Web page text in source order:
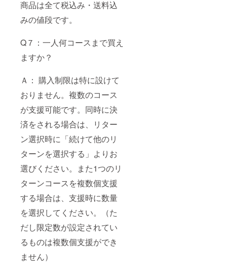
商品は全て税込み・送料込
みの値段です。
Q７：一人何コースまで買え
ますか？
Ａ： 購入制限は特に設けて
おりません。複数のコース
が支援可能です。同時に決
済をされる場合は、リター
ン選択時に「続けて他のリ
ターンを選択する」よりお
選びください。また1つのリ
ターンコースを複数個支援
する場合は、支援時に数量
を選択してください。（た
だし限定数が設定されてい
るものは複数個支援ができ
ません）